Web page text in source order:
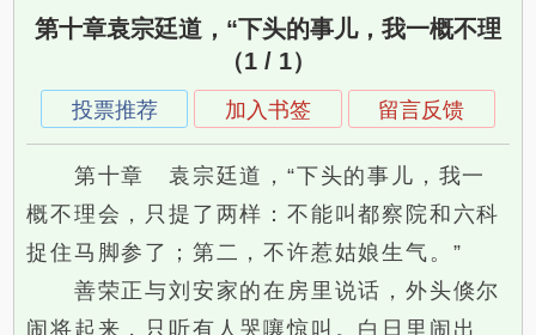
第十章袁宗廷道，“下头的事儿，我一概不理
（1 / 1）
投票推荐 加入书签 留言反馈
第十章 袁宗廷道，“下头的事儿，我一
概不理会，只提了两样：不能叫都察院和六科
捉住马脚参了；第二，不许惹姑娘生气。”
善荣正与刘安家的在房里说话，外头倏尔
闹将起来，只听有人哭嚷惊叫。白日里闹出